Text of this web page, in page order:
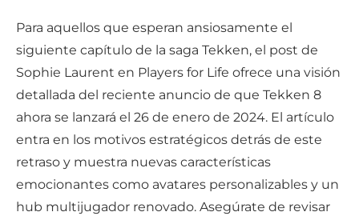
Para aquellos que esperan ansiosamente el
siguiente capítulo de la saga Tekken, el post de
Sophie Laurent en Players for Life ofrece una visión
detallada del reciente anuncio de que Tekken 8
ahora se lanzará el 26 de enero de 2024. El artículo
entra en los motivos estratégicos detrás de este
retraso y muestra nuevas características
emocionantes como avatares personalizables y un
hub multijugador renovado. Asegúrate de revisar